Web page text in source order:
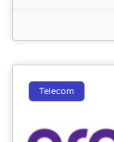
Telecom